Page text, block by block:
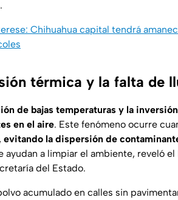
.
Chihuahua capital tendrá
térmica y la falta de
de bajas temperaturas y la
en el aire. Este fenómeno ocurre
evitando la dispersión de
ayudan a limpiar el ambiente, reveló el
del Estado.
acumulado en calles sin